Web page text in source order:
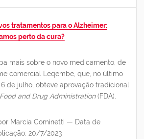
tratamentos para o Alzheimer:
perto da cura?
mais sobre o novo medicamento, de
comercial Leqembe, que, no último
de julho, obteve aprovação tradicional
Food and Drug Administration(FDA).
Marcia Cominetti — Data de
20/7/2023